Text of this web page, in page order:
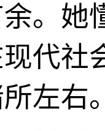
。她
代社
左右